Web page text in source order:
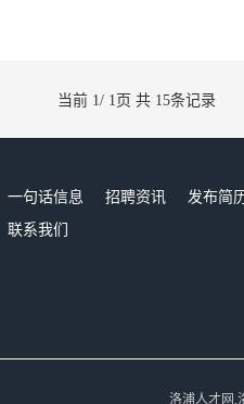
当前 1/ 1页 共 15条记录
一句话信息 招聘资讯 发布简
联系我们
洛浦人才网,